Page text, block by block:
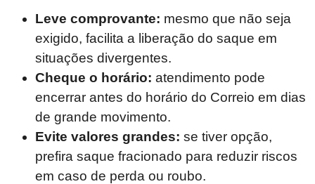
Leve comprovante: mesmo que não seja
exigido, facilita a liberação do saque em
situações divergentes.
Cheque o horário: atendimento pode
encerrar antes do horário do Correio em dias
de grande movimento.
Evite valores grandes: se tiver opção,
prefira saque fracionado para reduzir riscos
em caso de perda ou roubo.